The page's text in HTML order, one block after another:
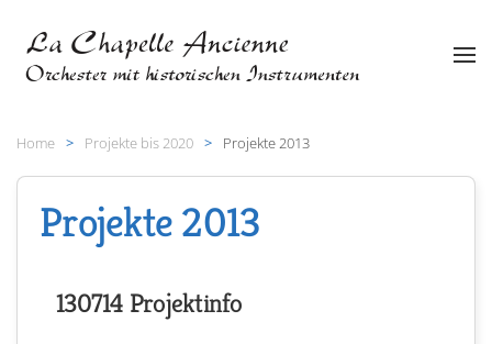
Zum Hauptinhalt springen
Home Projekte bis 2020 Projekte 2013
Projekte 2013
130714 Projektinfo